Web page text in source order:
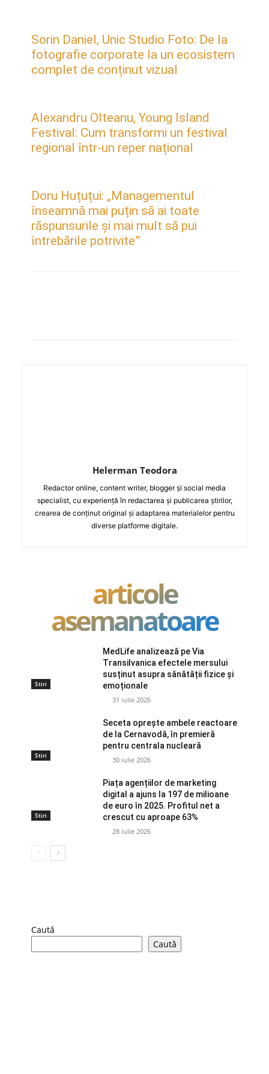
Sorin Daniel, Unic Studio Foto: De la
fotografie corporate la un ecosistem
complet de conținut vizual
Alexandru Olteanu, Young Island
Festival: Cum transformi un festival
regional într-un reper național
Doru Huțuțui: „Managementul
înseamnă mai puțin să ai toate
răspunsurile și mai mult să pui
întrebările potrivite”
Helerman Teodora
Redactor online, content writer, blogger și social media
specialist, cu experiență în redactarea și publicarea știrilor,
crearea de conținut original și adaptarea materialelor pentru
diverse platforme digitale.
articole
asemanatoare
Stiri
MedLife analizează pe Via
Transilvanica efectele mersului
susținut asupra sănătății fizice și
emoționale
31 iulie 2026
Stiri
Seceta oprește ambele reactoare
de la Cernavodă, în premieră
pentru centrala nucleară
30 iulie 2026
Stiri
Piața agențiilor de marketing
digital a ajuns la 197 de milioane
de euro în 2025. Profitul net a
crescut cu aproape 63%
28 iulie 2026
Caută
Caută